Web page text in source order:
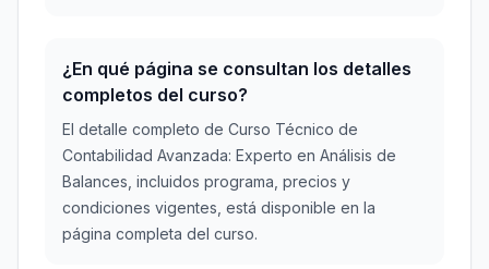
¿En qué página se consultan los detalles
completos del curso?
El detalle completo de Curso Técnico de
Contabilidad Avanzada: Experto en Análisis de
Balances, incluidos programa, precios y
condiciones vigentes, está disponible en la
página completa del curso.